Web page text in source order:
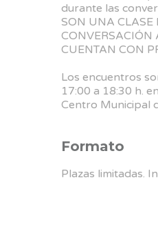
durante las
SON UNA CLASE
CONVERSACIÓN
CUENTAN CON
Los encuentros
17:00 a 18:30 h.
Centro Municipal
Formato
Plazas limitadas.